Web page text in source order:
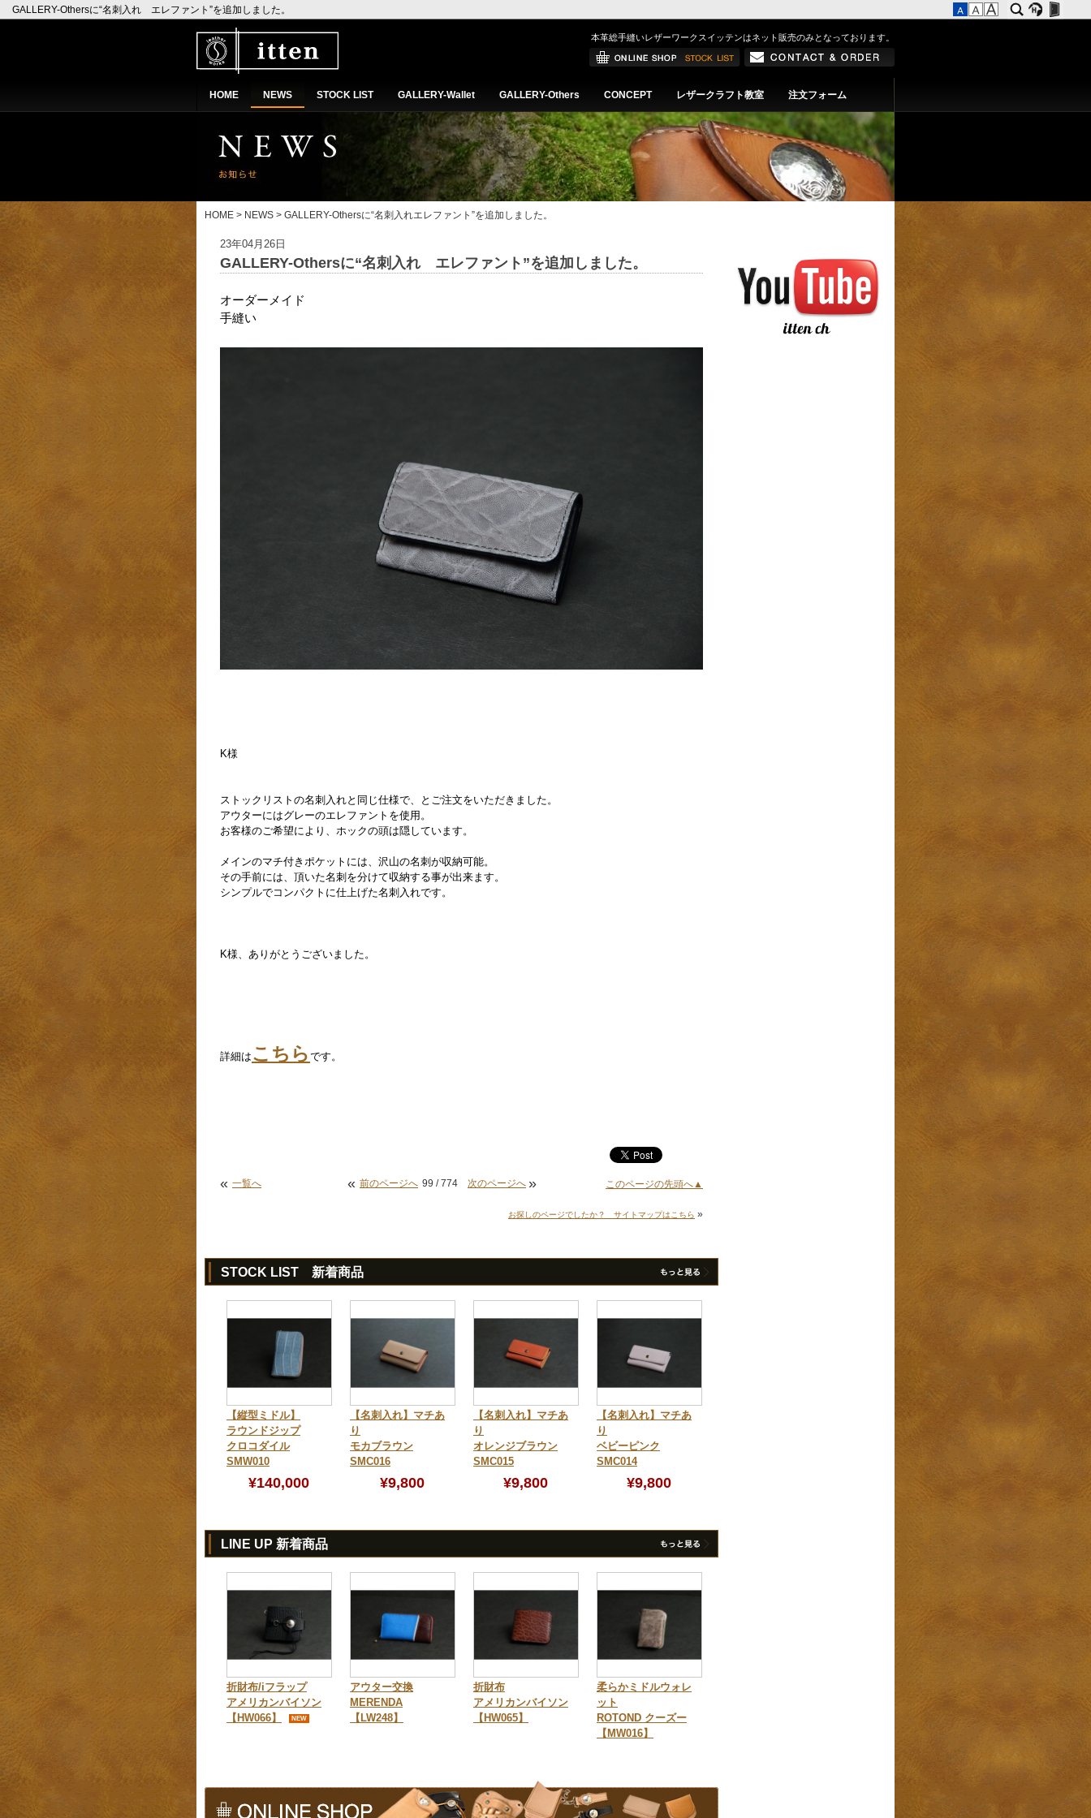
GALLERY-Othersに“名刺入れ エレファント”を追加しました。
本革総手縫いレザーワークスイッテンはネット販売のみとなっております。
HOME NEWS STOCK LIST GALLERY-Wallet GALLERY-Others CONCEPT レザークラフト教室 注文フォーム
HOME > NEWS > GALLERY-Othersに“名刺入れエレファント”を追加しました。
23年04月26日
GALLERY-Othersに“名刺入れ エレファント”を追加しました。
オーダーメイド
手縫い
K様
ストックリストの名刺入れと同じ仕様で、とご注文をいただきました。
アウターにはグレーのエレファントを使用。
お客様のご希望により、ホックの頭は隠しています。
メインのマチ付きポケットには、沢山の名刺が収納可能。
その手前には、頂いた名刺を分けて収納する事が出来ます。
シンプルでコンパクトに仕上げた名刺入れです。
K様、ありがとうございました。
詳細はこちら です。
« 一覧へ « 前のページへ 99 / 774 次のページへ » このページの先頭へ▲
お探しのページでしたか？ サイトマップはこちら »
STOCK LIST 新着商品
【縦型ミドル】
ラウンドジップ
クロコダイル
SMW010
¥140,000
【名刺入れ】マチあ
り
モカブラウン
SMC016
¥9,800
【名刺入れ】マチあ
り
オレンジブラウン
SMC015
¥9,800
【名刺入れ】マチあ
り
ベビーピンク
SMC014
¥9,800
LINE UP 新着商品
折財布/iフラップ
アメリカンバイソン
【HW066】
NEW
アウター交換
MERENDA
【LW248】
折財布
アメリカンバイソン
【HW065】
柔らかミドルウォレ
ット
ROTOND クーズー
【MW016】